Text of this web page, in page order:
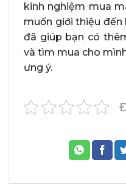
kinh nghiệm mua
muốn giới thiệu đến
đã giúp bạn có
và tìm mua cho
ưng ý.